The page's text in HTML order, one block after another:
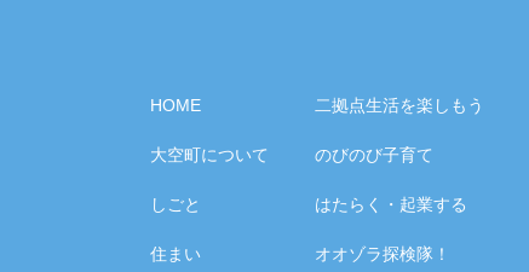
HOME
大空町について
しごと
住まい
二拠点生活を楽しもう
のびのび子育て
はたらく・起業する
オオゾラ探検隊！